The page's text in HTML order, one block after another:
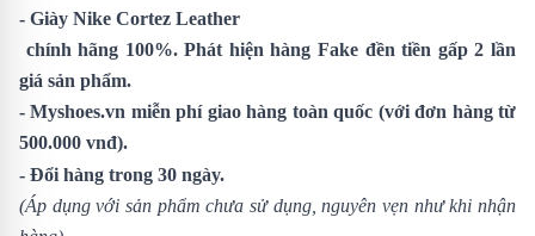
- Giày Nike Cortez Leather
chính hãng 100%. Phát hiện hàng Fake đền tiền gấp 2 lần
giá sản phẩm.
- Myshoes.vn miễn phí giao hàng toàn quốc (với đơn hàng từ
500.000 vnđ).
- Đổi hàng trong 30 ngày.
(Áp dụng với sản phẩm chưa sử dụng, nguyên vẹn như khi nhận